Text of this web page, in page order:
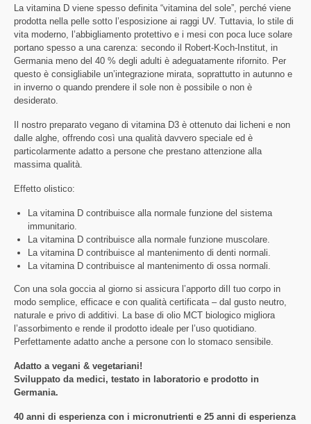
La vitamina D viene spesso definita “vitamina del sole”, perché viene
prodotta nella pelle sotto l’esposizione ai raggi UV. Tuttavia, lo stile di
vita moderno, l’abbigliamento protettivo e i mesi con poca luce solare
portano spesso a una carenza: secondo il Robert-Koch-Institut, in
Germania meno del 40 % degli adulti è adeguatamente rifornito. Per
questo è consigliabile un’integrazione mirata, soprattutto in autunno e
in inverno o quando prendere il sole non è possibile o non è
desiderato.
Il nostro preparato vegano di vitamina D3 è ottenuto dai licheni e non
dalle alghe, offrendo così una qualità davvero speciale ed è
particolarmente adatto a persone che prestano attenzione alla
massima qualità.
Effetto olistico:
La vitamina D contribuisce alla normale funzione del sistema
immunitario.
La vitamina D contribuisce alla normale funzione muscolare.
La vitamina D contribuisce al mantenimento di denti normali.
La vitamina D contribuisce al mantenimento di ossa normali.
Con una sola goccia al giorno si assicura l’apporto diIl tuo corpo in
modo semplice, efficace e con qualità certificata – dal gusto neutro,
naturale e privo di additivi. La base di olio MCT biologico migliora
l’assorbimento e rende il prodotto ideale per l’uso quotidiano.
Perfettamente adatto anche a persone con lo stomaco sensibile.
Adatto a vegani & vegetariani!
Sviluppato da medici, testato in laboratorio e prodotto in
Germania.
40 anni di esperienza con i micronutrienti e 25 anni di esperienza